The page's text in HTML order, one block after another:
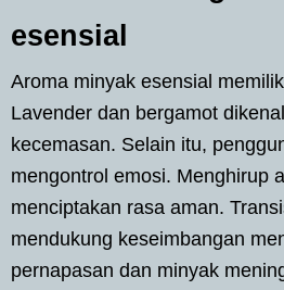
esensial
Aroma minyak esensial
Lavender dan bergamot
kecemasan. Selain itu,
mengontrol emosi. Menghirup
menciptakan rasa aman.
mendukung keseimbangan
pernapasan dan minyak